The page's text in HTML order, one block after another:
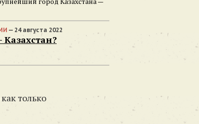
— 24 августа 2022
Казахстан?
только